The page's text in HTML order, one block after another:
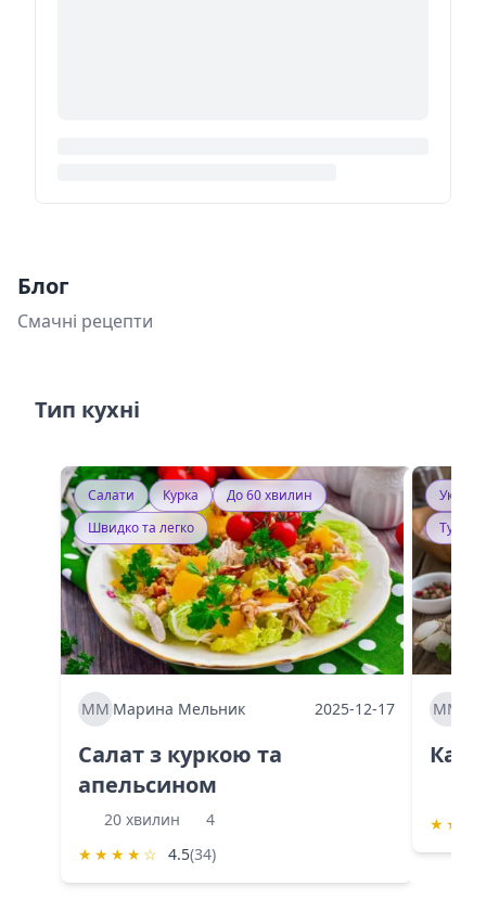
Блог
Смачні рецепти
Тип кухні
Салати Курка
До 60 хвилин
Швидко та легко
ММ Марина Мельник 2025-12-17
Салат з куркою та
апельсином
20 хвилин
4
★ ★ ★ ★ ☆ 4.5(34)
ММ
★ ★